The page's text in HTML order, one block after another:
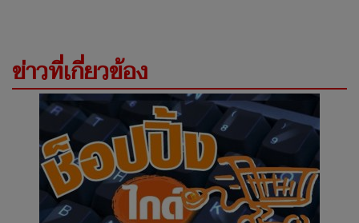
ข่าวที่เกี่ยวข้อง